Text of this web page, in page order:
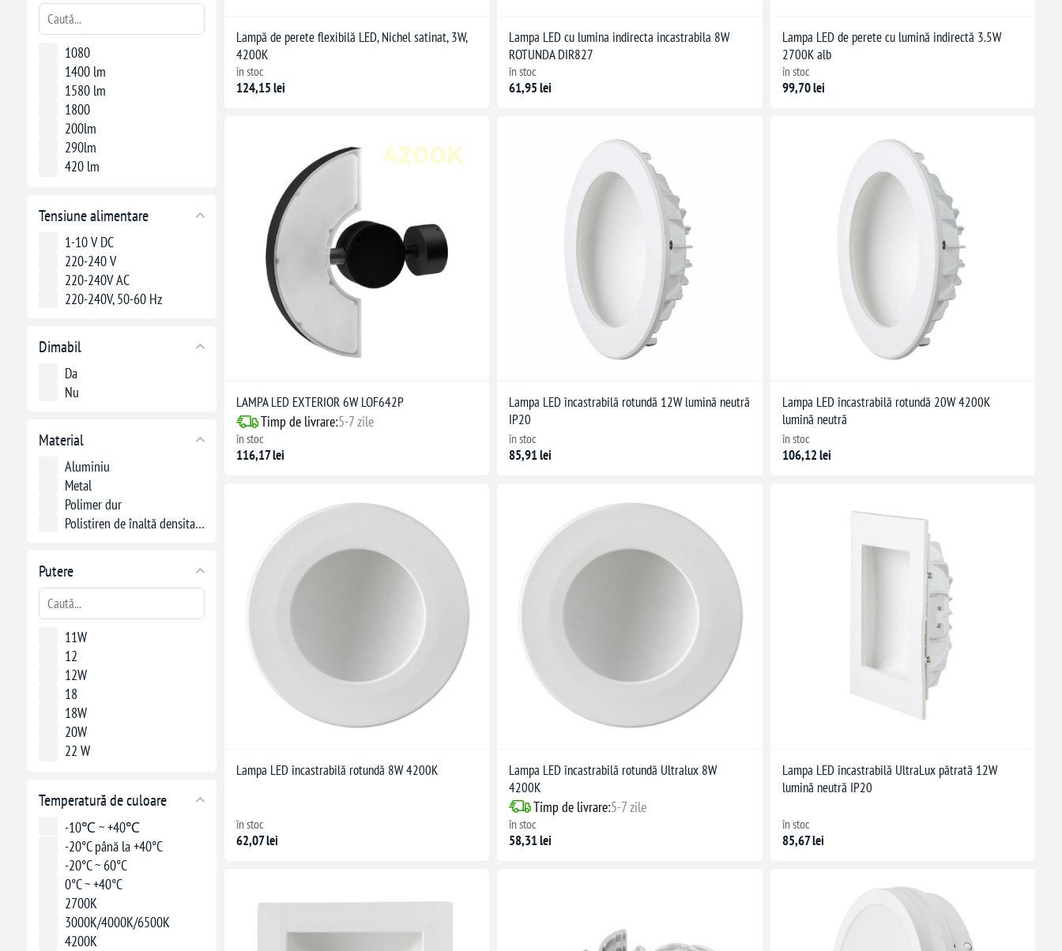
1080
1400 lm
1580 lm
1800
200lm
290lm
420 lm
800 lm
850
Tensiune alimentare
1-10 V DC
220-240 V
220-240V AC
220-240V, 50-60 Hz
Dimabil
Da
Nu
Material
Aluminiu
Metal
Polimer dur
Polistiren de înaltă densitate (HDPS)
Putere
11W
12
12W
18
18W
20W
22 W
8W
Temperatură de culoare
-10℃ ~ +40℃
-20°C până la +40°C
-20°C ~ 60°C
0°C ~ +40°C
2700K
3000K/4000K/6500K
4200K
Lampă de perete flexibilă LED, Nichel satinat, 3W,
4200K
în stoc
124,15 lei
Lampa LED cu lumina indirecta incastrabila 8W
ROTUNDA DIR827
în stoc
61,95 lei
Lampa LED de perete cu lumină indirectă 3.5W
2700K alb
în stoc
99,70 lei
LAMPA LED EXTERIOR 6W LOF642P
Timp de livrare:5-7 zile
în stoc
116,17 lei
Lampa LED încastrabilă rotundă 12W lumină neutră
IP20
în stoc
85,91 lei
Lampa LED încastrabilă rotundă 20W 4200K
lumină neutră
în stoc
106,12 lei
Lampa LED încastrabilă rotundă 8W 4200K
în stoc
62,07 lei
Lampa LED încastrabilă rotundă Ultralux 8W
4200K
Timp de livrare:5-7 zile
în stoc
58,31 lei
Lampa LED încastrabilă UltraLux pătrată 12W
lumină neutră IP20
în stoc
85,67 lei